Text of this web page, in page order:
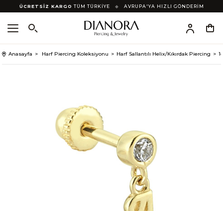
ÜCRETSİZ KARGO TÜM TÜRKİYE ◆ AVRUPA'YA HIZLI GÖNDERİM
Anasayfa Harf Piercing Koleksiyonu Harf Sallantılı Helix/Kıkırdak Piercing